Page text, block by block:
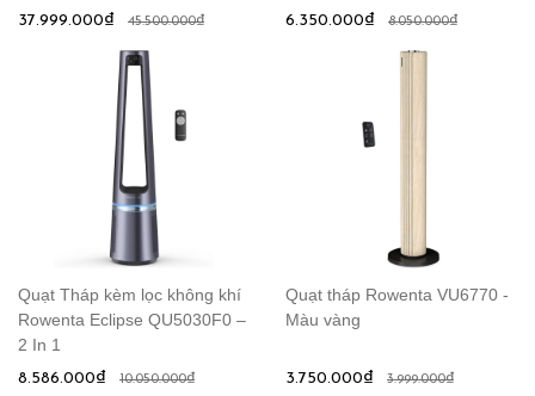
Quốc
37.999.000₫ 45.500.000₫ 6.350.000₫ 8.050.000₫
Quạt Tháp kèm lọc không khí
Rowenta Eclipse QU5030F0 –
2 In 1
8.586.000₫ 10.050.000₫
Quạt tháp Rowenta VU6770 -
Màu vàng
3.750.000₫ 3.999.000₫